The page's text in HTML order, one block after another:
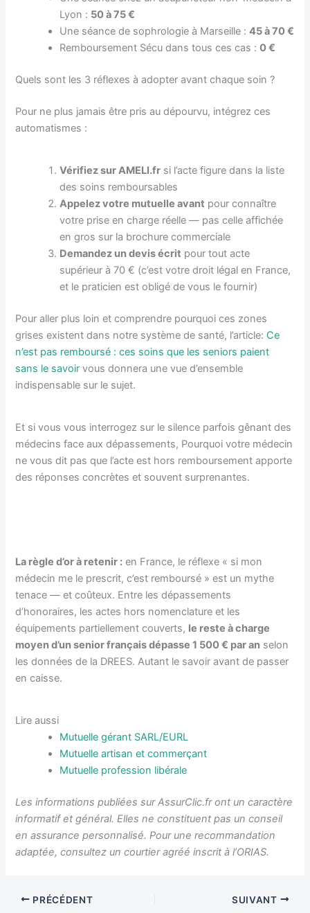
Lyon : 50 à 75 €
Une séance de sophrologie à Marseille :45 à 70 €
Remboursement Sécu dans tous ces cas :0 €
Quels sont les 3 réflexes à adopter avant chaque soin ?
Pour ne plus jamais être pris au dépourvu, intégrez ces
automatismes :
Vérifiez sur AMELI.fr si l’acte figure dans la liste
des soins remboursables
Appelez votre mutuelle avant pour connaître
votre prise en charge réelle — pas celle affichée
en gros sur la brochure commerciale
Demandez un devis écrit pour tout acte
supérieur à 70 € (c’est votre droit légal en France,
et le praticien est obligé de vous le fournir)
Pour aller plus loin et comprendre pourquoi ces zones
grises existent dans notre système de santé, l’article: Ce
n’est pas remboursé : ces soins que les seniors paient
sans le savoirvous donnera une vue d’ensemble
indispensable sur le sujet.
Et si vous vous interrogez sur le silence parfois gênant des
médecins face aux dépassements, Pourquoi votre médecin
ne vous dit pas que l’acte est hors remboursement apporte
des réponses concrètes et souvent surprenantes.
La règle d’or à retenir : en France, le réflexe « si mon
médecin me le prescrit, c’est remboursé » est un mythe
tenace — et coûteux. Entre les dépassements
d’honoraires, les actes hors nomenclature et les
équipements partiellement couverts, le reste à charge
moyen d’un senior français dépasse 1 500 € par an selon
les données de la DREES. Autant le savoir avant de passer
en caisse.
Lire aussi
Mutuelle gérant SARL/EURL
Mutuelle artisan et commerçant
Mutuelle profession libérale
Les informations publiées sur AssurClic.fr ont un caractère
informatif et général. Elles ne constituent pas un conseil
en assurance personnalisé. Pour une recommandation
adaptée, consultez un courtier agréé inscrit à l’ORIAS.
PRÉCÉDENT SUIVANT